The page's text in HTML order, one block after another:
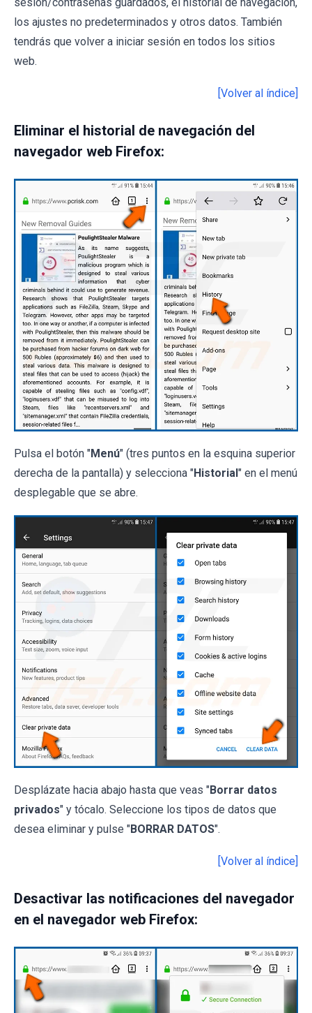
los ajustes no predeterminados y otros datos. También
tendrás que volver a iniciar sesión en todos los sitios
web.
[Volver al índice]
Eliminar el historial de navegación del
navegador web Firefox:
Pulsa el botón "Menú" (tres puntos en la esquina superior
derecha de la pantalla) y selecciona "Historial " en el menú
desplegable que se abre.
Desplázate hacia abajo hasta que veas "Borrar datos
privados" y tócalo. Seleccione los tipos de datos que
desea eliminar y pulse "BORRAR DATOS".
[Volver al índice]
Desactivar las notificaciones del navegador
en el navegador web Firefox: